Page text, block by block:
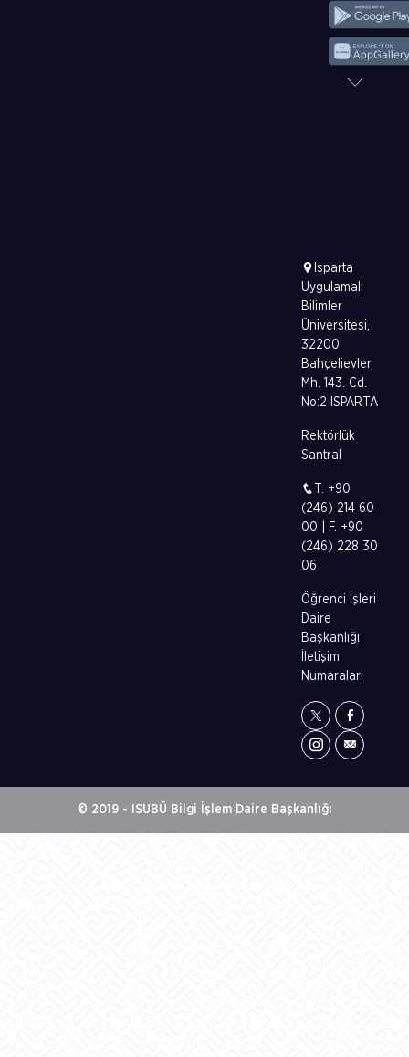
Isparta
Uygulamalı
Bilimler
Üniversitesi,
32200
Bahçelievler
Mh. 143. Cd.
No:2 ISPARTA
Rektörlük
Santral
T. +90
(246) 214 60
00 | F. +90
(246) 228 30
06
Öğrenci İşleri
Daire
Başkanlığı
İletişim
Numaraları
© 2019 - ISUBÜ Bilgi İşlem Daire Başkanlığı